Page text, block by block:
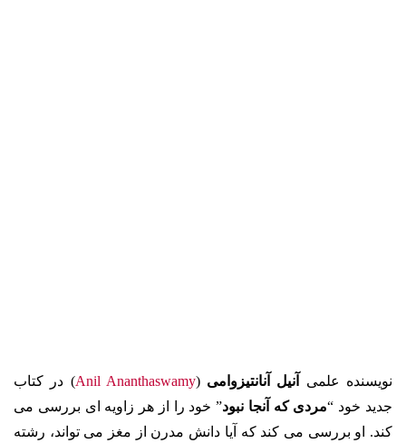
نویسنده علمی آنیل آنانتیزوامی (
Anil Ananthaswamy) در کتاب
جدید خود “مردی که آنجا نبود” خود را از هر زاویه ای بررسی می
کند. او بررسی می کند که آیا دانش مدرن از مغز می تواند، رشته